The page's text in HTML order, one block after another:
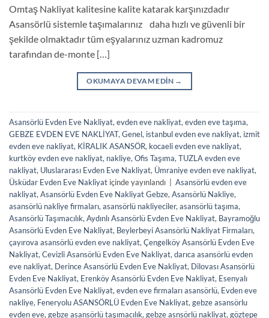
Omtaş Nakliyat kalitesine kalite katarak karşınızdadır
Asansörlü sistemle taşımalarınız daha hızlı ve güvenli bir
şekilde olmaktadır tüm eşyalarınız uzman kadromuz
tarafından de-monte […]
OKUMAYA DEVAM EDIN →
Asansörlü Evden Eve Nakliyat, evden eve nakliyat, evden eve taşıma,
GEBZE EVDEN EVE NAKLİYAT, Genel, istanbul evden eve nakliyat, izmit
evden eve nakliyat, KİRALIK ASANSÖR, kocaeli evden eve nakliyat,
kurtköy evden eve nakliyat, nakliye, Ofis Taşıma, TUZLA evden eve
nakliyat, Uluslararası Evden Eve Nakliyat, Ümraniye evden eve nakliyat,
Üsküdar Evden Eve Nakliyat içinde yayınlandı
Asansörlü evden eve
nakliyat, Asansörlü Evden Eve Nakliyat Gebze, Asansörlü Nakliye,
asansörlü nakliye firmaları, asansörlü nakliyeciler, asansörlü taşıma,
Asansörlü Taşımacılık, Aydınlı Asansörlü Evden Eve Nakliyat, Bayramoğlu
Asansörlü Evden Eve Nakliyat, Beylerbeyi Asansörlü Nakliyat Firmaları,
çayırova asansörlü evden eve nakliyat, Çengelköy Asansörlü Evden Eve
Nakliyat, Cevizli Asansörlü Evden Eve Nakliyat, darıca asansörlü evden
eve nakliyat, Derince Asansörlü Evden Eve Nakliyat, Dilovası Asansörlü
Evden Eve Nakliyat, Erenköy Asansörlü Evden Eve Nakliyat, Esenyalı
Asansörlü Evden Eve Nakliyat, evden eve firmaları asansörlü, Evden eve
nakliye, Feneryolu ASANSÖRLÜ Evden Eve Nakliyat, gebze asansörlu
evden eve, gebze asansörlü taşımacılık, gebze asnsörlü nakliyat, göztepe